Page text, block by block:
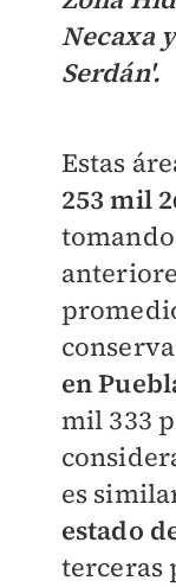
Necaxa
Serdán'.
Estas
253 mil
en
mil 333
es
estado
terceras